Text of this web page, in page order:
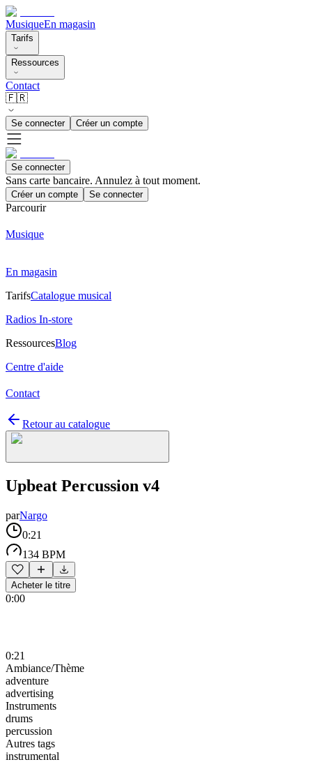
MusiqueEn magasin
Tarifs
Ressources
Contact
🇫🇷
Se connecter Créer un compte
Se connecter
Sans carte bancaire. Annulez à tout moment.
Créer un compte Se connecter
Parcourir
Musique
En magasin
TarifsCatalogue musical
Radios In-store
RessourcesBlog
Centre d'aide
Contact
Retour au catalogue
Upbeat Percussion v4
parNargo
0:21
134 BPM
Acheter le titre
0:00
0:21
Ambiance/Thème
adventure
advertising
Instruments
drums
percussion
Autres tags
instrumental